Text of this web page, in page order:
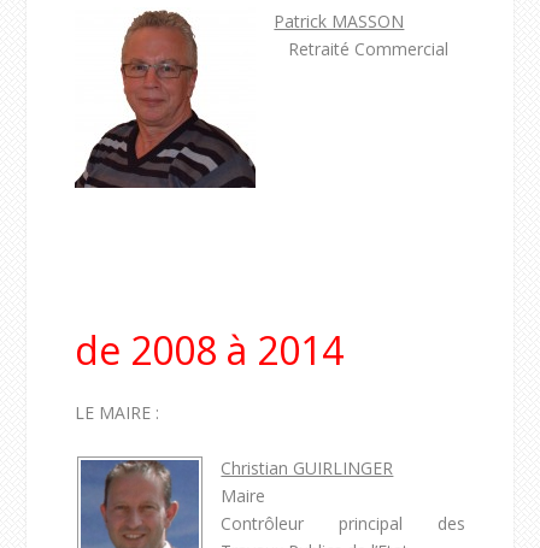
Patrick MASSON
Retraité Commercial
de 2008 à 2014
LE MAIRE :
Christian GUIRLINGER
Maire
Contrôleur principal des